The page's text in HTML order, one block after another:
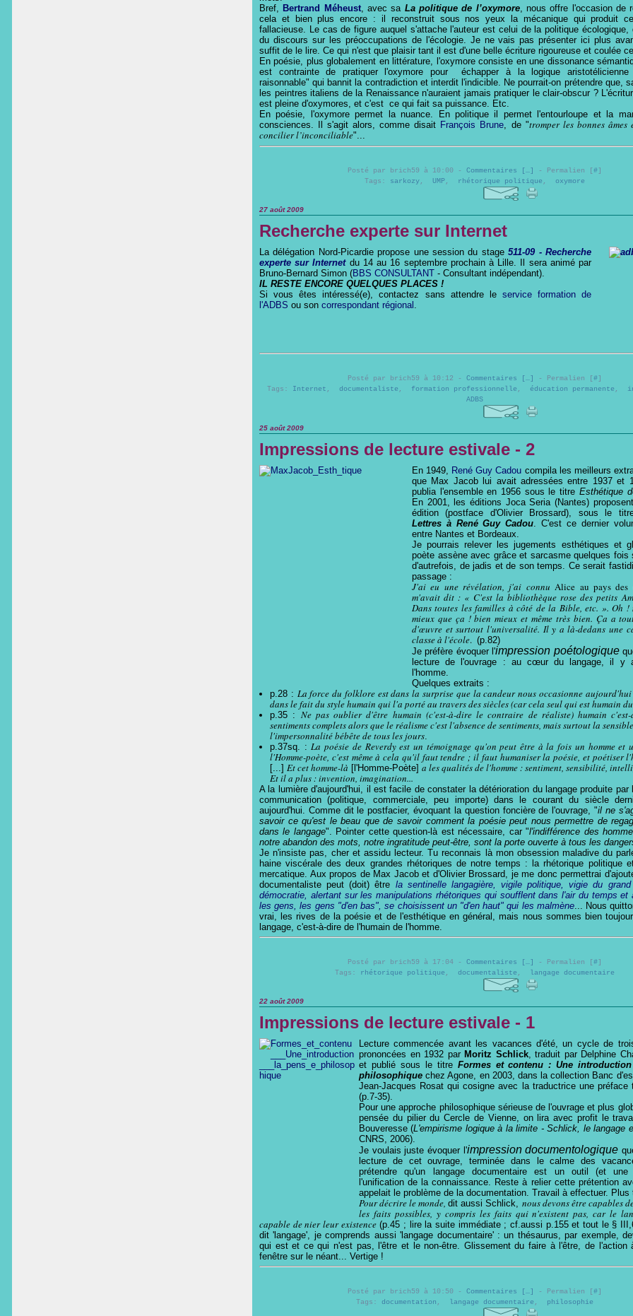
Bref, Bertrand Méheust, avec sa La politique de l’oxymore, nous offre l'occasion de
cela et bien plus encore : il reconstruit sous nos yeux la mécanique qui produit
fallacieuse. Le cas de figure auquel s'attache l'auteur est celui de la politique écologique,
du discours sur les préoccupations de l'écologie. Je ne vais pas présenter ici plus
suffit de le lire. Ce qui n'est que plaisir tant il est d'une belle écriture rigoureuse et coulée
En poésie, plus globalement en littérature, l'oxymore consiste en une dissonance
est contrainte de pratiquer l'oxymore pour échapper à la logique aristotélicienne
raisonnable" qui bannit la contradiction et interdit l'indicible. Ne pourrait-on prétendre que,
les peintres italiens de la Renaissance n'auraient jamais pratiquer le clair-obscur ?
est pleine d'oxymores, et c'est ce qui fait sa puissance. Etc.
En poésie, l'oxymore permet la nuance. En politique il permet l'entourloupe et la
consciences. Il s'agit alors, comme disait François Brune, de "tromper les bonnes âmes
concilier l’inconciliable"...
Posté par brich59 à 10:00 - Commentaires […] - Permalien [#]
Tags: sarkozy, UMP, rhétorique politique , oxymore
27 août 2009
Recherche experte sur Internet
La délégation Nord-Picardie propose une session du stage511-09 - Recherche
experte sur Internetdu 14 au 16 septembre prochain à Lille. Il sera animé par
Bruno-Bernard Simon (BBS CONSULTANT - Consultant indépendant).
IL RESTE ENCORE QUELQUES PLACES !
Si vous êtes intéressé(e), contactez sans attendre le service formation de
l'ADBS ou son correspondant régional .
Posté par brich59 à 10:12 - Commentaires […] - Permalien [#]
Tags: Internet , documentaliste , formation professionnelle , éducation permanente ,
ADBS
25 août 2009
Impressions de lecture estivale - 2
En 1949, René Guy Cadou compila les meilleurs
que Max Jacob lui avait adressées entre 1937 et
publia l'ensemble en 1956 sous le titre Esthétique
En 2001, les éditions Joca Seria (Nantes)
édition (postface d'Olivier Brossard), sous le
Lettres à René Guy Cadou . C'est ce dernier
entre Nantes et Bordeaux.
Je pourrais relever les jugements esthétiques et
poète assène avec grâce et sarcasme quelques fois
d'autrefois, de jadis et de son temps. Ce serait
passage :
J'ai eu une révélation, j'ai connu Alice au pays des
m'avait dit : « C'est la bibliothèque rose des petits
Dans toutes les familles à côté de la Bible, etc. ». Oh !
mieux que ça ! bien mieux et même très bien. Ça a
d'œuvre et surtout l'universalité. Il y a là-dedans une
classe à l'école. (p.82)
Je préfère évoquer l'impression poétologique
lecture de l'ouvrage : au cœur du langage, il y
l'homme.
Quelques extraits :
p.28 : La force du folklore est dans la surprise que la candeur nous occasionne
dans le fait du style humain qui l'a porté au travers des siècles (car cela seul qui est humain
p.35 : Ne pas oublier d'être humain (c'est-à-dire le contraire de réaliste) humain
sentiments complets alors que le réalisme c'est l'absence de sentiments, mais surtout la
l'impersonnalité bébête de tous les jours
p.37sq. : La poésie de Reverdy est un témoignage qu'on peut être à la fois un homme et
l'Homme-poète, c'est même à cela qu'il faut tendre ; il faut humaniser la poésie, et poétiser
[...] Et cet homme-là [l'Homme-Poète] a les qualités de l'homme : sentiment, sensibilité,
Et il a plus : invention, imagination...
A la lumière d'aujourd'hui, il est facile de constater la détérioration du langage produite par
communication (politique, commerciale, peu importe) dans le courant du siècle
aujourd'hui. Comme dit le postfacier, évoquant la question foncière de l'ouvrage, "il ne
savoir ce qu'est le beau que de savoir comment la poésie peut nous permettre de
dans le langage". Pointer cette question-là est nécessaire, car "l'indifférence des
notre abandon des mots, notre ingratitude peut-être, sont la porte ouverte à tous les
Je n'insiste pas, cher et assidu lecteur. Tu reconnais là mon obsession maladive du
haine viscérale des deux grandes rhétoriques de notre temps : la rhétorique politique
mercatique. Aux propos de Max Jacob et d'Olivier Brossard, je me donc permettrai
documentaliste peut (doit) être la sentinelle langagière, vigile politique, vigie du
démocratie, alertant sur les manipulations rhétoriques qui soufflent dans l'air du temps et
les gens, les gens "d'en bas", se choisissent un "d'en haut" qui les malmène.
.. Nous
vrai, les rives de la poésie et de l'esthétique en général, mais nous sommes bien
langage, c'est-à-dire de l'humain de l'homme.
Posté par brich59 à 17:04 - Commentaires […] - Permalien [#]
Tags: rhétorique politique , documentaliste , langage documentaire
22 août 2009
Impressions de lecture estivale - 1
Lecture commencée avant les vacances d'été, un cycle de
prononcées en 1932 parMoritz Schlick, traduit par Delphine
et publié sous le titre Formes et contenu : Une
philosophique chez Agone, en 2003, dans la collection Banc
Jean-Jacques Rosat qui cosigne avec la traductrice une préface
(p.7-35).
Pour une approche philosophique sérieuse de l'ouvrage et plus
pensée du pilier du Cercle de Vienne, on lira avec profit le
Bouveresse (L'empirisme logique à la limite - Schlick, le langage
CNRS, 2006).
Je voulais juste évoquer l'impression documentologique
lecture de cet ouvrage, terminée dans le calme des
prétendre qu'un langage documentaire est un outil (et une
l'unification de la connaissance. Reste à relier cette prétention
appelait le problème de la documentation. Travail à effectuer. Plus
Pour décrire le monde,dit aussi Schlick, nous devons être capables
les faits possibles, y compris les faits qui n'existent pas, car le
capable de nier leur existence(p.45 ; lire la suite immédiate ; cf.aussi p.155 et tout le §
dit 'langage', je comprends aussi 'langage documentaire' : un thésaurus, par exemple,
qui est et ce qui n'est pas, l'être et le non-être. Glissement du faire à l'être, de l'action
fenêtre sur le néant... Vertige !
Posté par brich59 à 10:50 - Commentaires […] - Permalien [#]
Tags: documentation , langage documentaire , philosophie